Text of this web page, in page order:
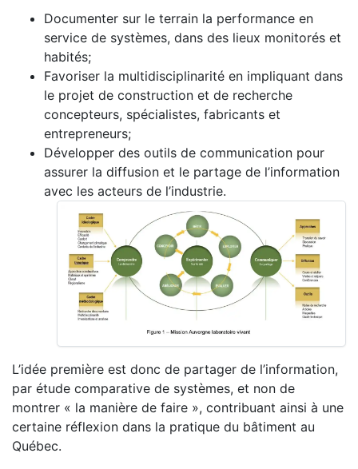
Documenter sur le terrain la performance en
service de systèmes, dans des lieux monitorés et
habités;
Favoriser la multidisciplinarité en impliquant dans
le projet de construction et de recherche
concepteurs, spécialistes, fabricants et
entrepreneurs;
Développer des outils de communication pour
assurer la diffusion et le partage de l’information
avec les acteurs de l’industrie.
L’idée première est donc de partager de l’information,
par étude comparative de systèmes, et non de
montrer « la manière de faire », contribuant ainsi à une
certaine réflexion dans la pratique du bâtiment au
Québec.